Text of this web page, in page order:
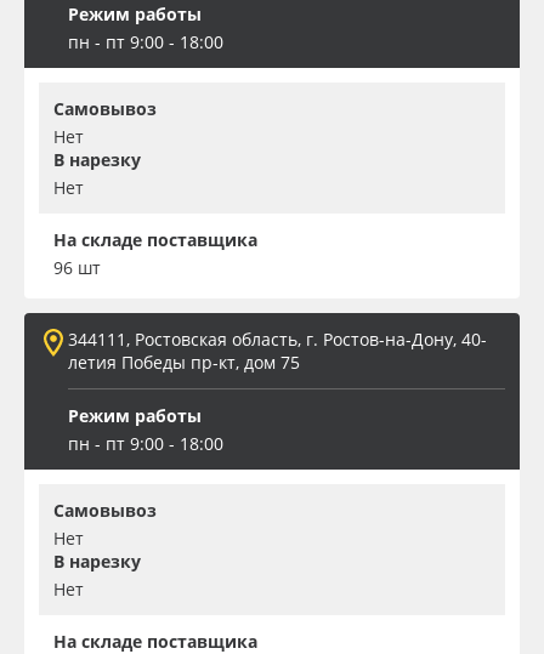
Режим работы
пн - пт 9:00 - 18:00
Самовывоз
Нет
В нарезку
Нет
На складе поставщика
96 шт
344111, Ростовская область, г. Ростов-на-Дону, 40-
летия Победы пр-кт, дом 75
Режим работы
пн - пт 9:00 - 18:00
Самовывоз
Нет
В нарезку
Нет
На складе поставщика